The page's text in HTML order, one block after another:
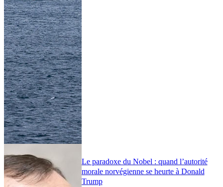
Le paradoxe du Nobel : quand l’autorité
morale norvégienne se heurte à Donald
Trump